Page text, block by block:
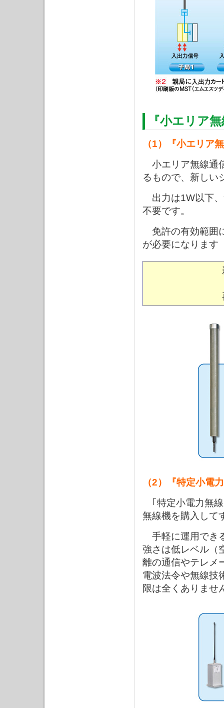
『小エリア
（1）『小エリア
小エリア無線通
るもので、新しい
出力は1W以下、
不要です。
免許の有効範囲
が必要になります
（2）『特定小電
｢特定小電力無線
無線機を購入して
手軽に運用でき
強さは低レベル（
離の通信やテレメ
電波法令や無線技
限は全くありませ